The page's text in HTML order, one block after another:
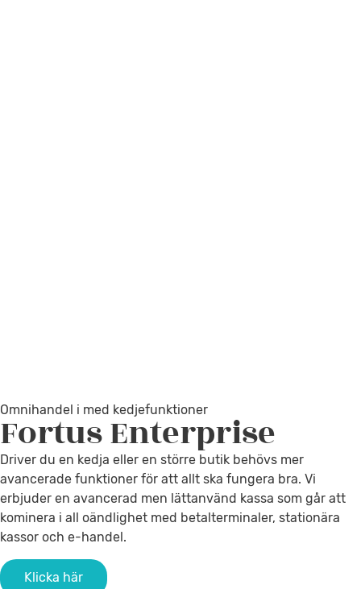
Omnihandel i med kedjefunktioner
FortusEnterprise
Driver du en kedja eller en större butik behövs mer
avancerade funktioner för att allt ska fungera bra. Vi
erbjuder en avancerad men lättanvänd kassa som går att
kominera i all oändlighet med betalterminaler, stationära
kassor och e-handel.
Klicka här